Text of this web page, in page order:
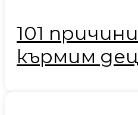
101
кърмим